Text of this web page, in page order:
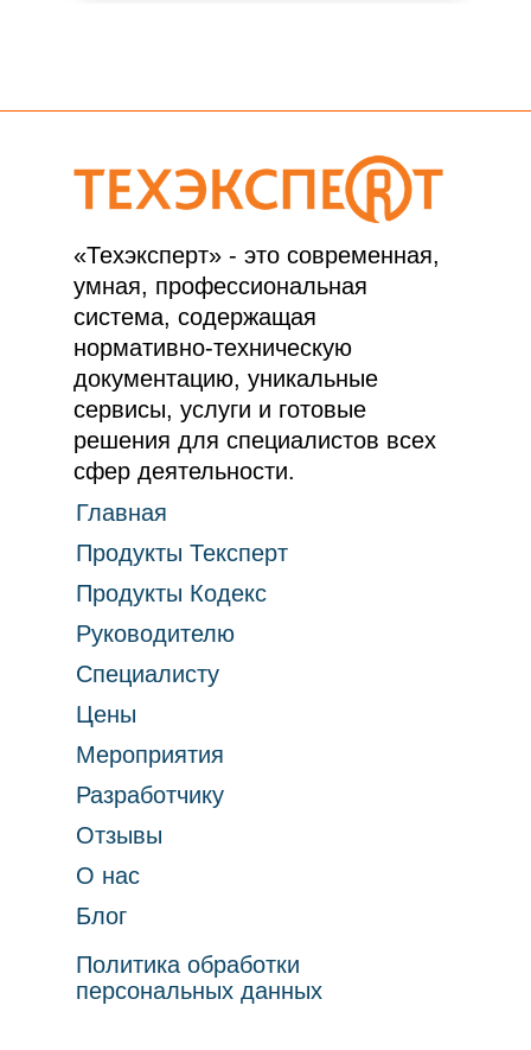
Главная
О нас
Продукты Тексперт
Продукты Кодекс
Руководителю
Специалисту
Разработчику
Цены
Отзывы
«Техэксперт» - это современная,
умная, профессиональная
система, содержащая
нормативно-техническую
документацию, уникальные
сервисы, услуги и готовые
решения для специалистов всех
сфер деятельности.
Политика обработки
персональных данных
Блог
Мероприятия